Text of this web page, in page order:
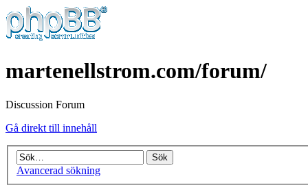
martenellstrom.com/forum/
Discussion Forum
Gå direkt till innehåll
Avancerad sökning